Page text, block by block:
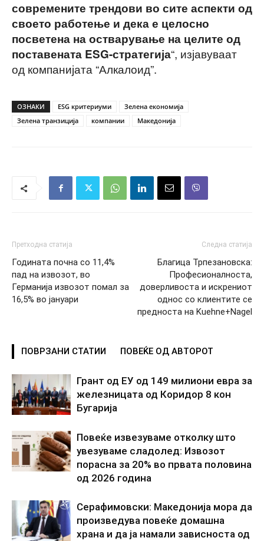
современите трендови во сите аспекти од
своето работење и дека е целосно
посветена на остварување на целите од
поставената ESG-стратегија“, изјавуваат
од компанијата “Алкалоид”.
ОЗНАКИ ESG критериуми
Зелена економија
Зелена транзиција
компании Македонија
Претходна статија
Годината почна со 11,4%
пад на извозот, во
Германија извозот помал за
16,5% во јануари
Следна статија
Благица Трпезановска:
Професионалноста,
доверливоста и искрениот
однос со клиентите се
предноста на Kuehne+Nagel
ПОВРЗАНИ СТАТИИ ПОВЕЌЕ ОД АВТОРОТ
Грант од ЕУ од 149 милиони евра за
железницата од Коридор 8 кон
Бугарија
Повеќе извезуваме отколку што
увезуваме сладолед: Извозот
порасна за 20% во првата половина
од 2026 година
Серафимовски: Македонија мора да
произведува повеќе домашна
храна и да ја намали зависноста од